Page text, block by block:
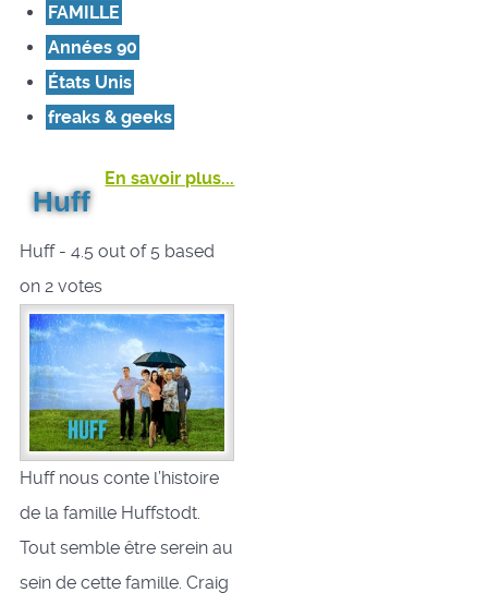
FAMILLE
Années 90
États Unis
freaks & geeks
En savoir plus...
Huff
Huff- 4.5 out of 5 based
on 2votes
Huff nous conte l’histoire
de la famille Huffstodt.
Tout semble être serein au
sein de cette famille. Craig